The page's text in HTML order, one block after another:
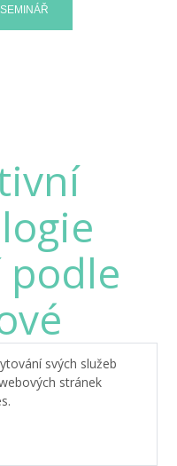
podle
13. 10. 2024, od
svých služeb
stránek